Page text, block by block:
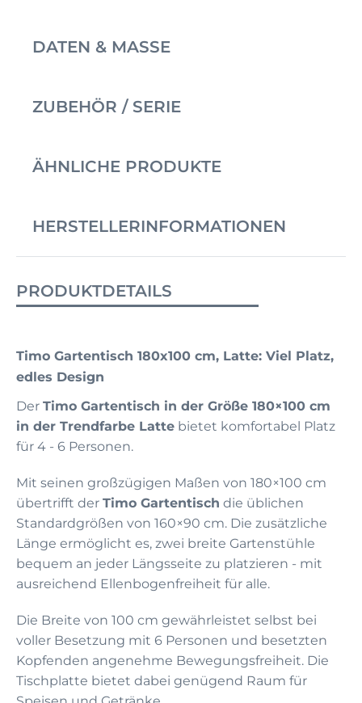
DATEN & MASSE
ZUBEHÖR / SERIE
ÄHNLICHE PRODUKTE
HERSTELLERINFORMATIONEN
PRODUKTDETAILS
Timo Gartentisch 180x100 cm, Latte: Viel Platz,
edles Design
Der Timo Gartentisch in der Größe 180×100 cm
in der Trendfarbe Latte bietet komfortabel Platz
für 4 - 6 Personen.
Mit seinen großzügigen Maßen von 180×100 cm
übertrifft der Timo Gartentisch die üblichen
Standardgrößen von 160×90 cm. Die zusätzliche
Länge ermöglicht es, zwei breite Gartenstühle
bequem an jeder Längsseite zu platzieren - mit
ausreichend Ellenbogenfreiheit für alle.
Die Breite von 100 cm gewährleistet selbst bei
voller Besetzung mit 6 Personen und besetzten
Kopfenden angenehme Bewegungsfreiheit. Die
Tischplatte bietet dabei genügend Raum für